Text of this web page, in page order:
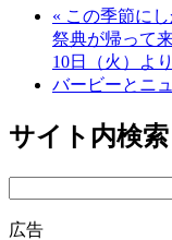
« この季節に
祭典が帰って
10日（火）よ
バービーとニ
サイト内検索
Search
広告